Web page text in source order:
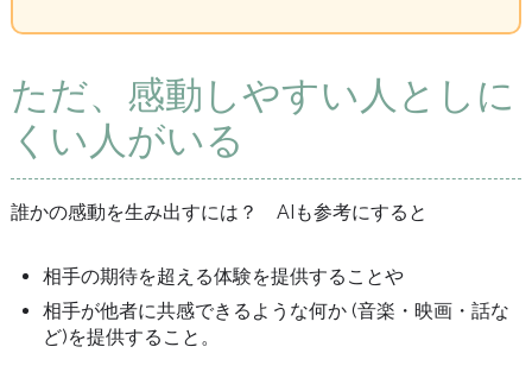
ただ、感動しやすい人としに
くい人がいる
誰かの感動を生み出すには？ AIも参考にすると
相手の期待を超える体験を提供することや
相手が他者に共感できるような何か (音楽・映画・話な
ど)を提供すること。